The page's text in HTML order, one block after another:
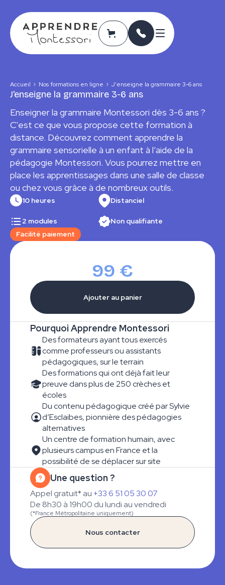
Accueil Nos formations en ligne J'enseigne la grammaire 3-6 ans
J'enseigne la grammaire 3-6 ans
Enseigner la grammaire Montessori dès 3-6 ans ?
C'est ce que vous propose cette formation à
distance. Découvrez comment apprendre la
grammaire sensorielle à un enfant à l’aide de la
pédagogie Montessori. Vous pourrez mettre en
place les apprentissages dans une salle de classe
ou chez vous grâce à de nombreux outils.
10 heures Distanciel
2 modules
Non qualifiante
Facilité paiement
99 €
Pourquoi Apprendre Montessori
Des formateurs ayant tous exercés
comme professeurs ou assistants
pédagogiques, sur le terrain
Des formations qui ont déjà fait leur
preuve dans plus de 250 crèches et
écoles
Du contenu pédagogique créé par Sylvie
d’Esclaibes, pionnière des pédagogies
alternatives
Un centre de formation humain, avec
plusieurs campus en France et la
possibilité de se déplacer sur site
Une question ?
Appel gratuit* au +33 6 51 05 30 07
De 8h30 à 19h00 du lundi au vendredi
(*France Métropolitaine uniquement)
Nous contacter